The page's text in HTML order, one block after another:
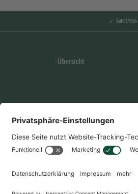
✓ Seit 1936
Übersicht
Impressum
Kontakt
Nebenwirkungen Formular